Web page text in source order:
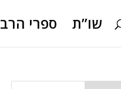
ספרי הרב שו”ת